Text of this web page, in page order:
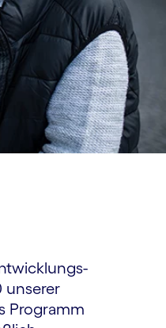
unserer
Programm